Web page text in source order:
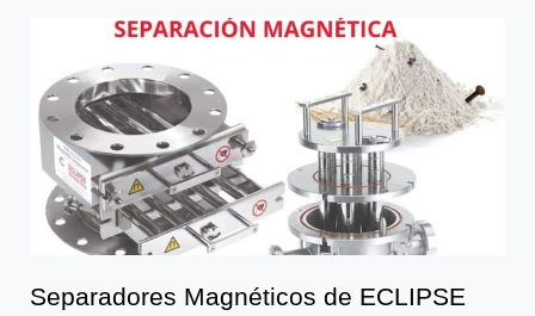
Separadores Magnéticos de ECLIPSE